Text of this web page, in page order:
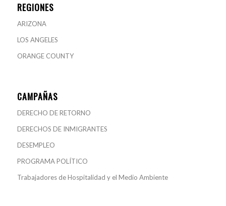
REGIONES
ARIZONA
LOS ANGELES
ORANGE COUNTY
CAMPAÑAS
DERECHO DE RETORNO
DERECHOS DE INMIGRANTES
DESEMPLEO
PROGRAMA POLÍTICO
Trabajadores de Hospitalidad y el Medio Ambiente